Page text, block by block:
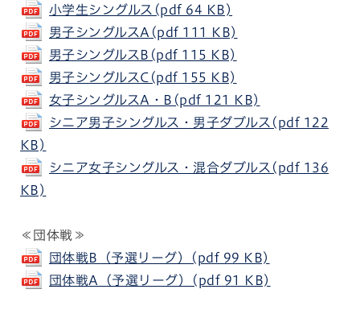
小学生シングルス(pdf 64 KB)
男子シングルスA(pdf 111 KB)
男子シングルスB(pdf 115 KB)
男子シングルスC(pdf 155 KB)
女子シングルスA・B(pdf 121 KB)
シニア男子シングルス・男子ダブルス(pdf 122
KB)
シニア女子シングルス・混合ダブルス(pdf 136
KB)
≪団体戦≫
団体戦B（予選リーグ）(pdf 99 KB)
団体戦A（予選リーグ）(pdf 91 KB)